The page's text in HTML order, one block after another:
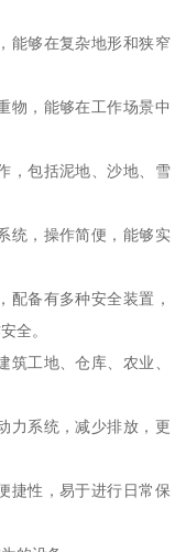
能够在复杂地形和狭窄
物，能够在工作场景中
，包括泥地、沙地、雪
统，操作简便，能够实
配备有多种安全装置，
全。
工地、仓库、农业、
力系统，减少排放，更
捷性，易于进行日常保